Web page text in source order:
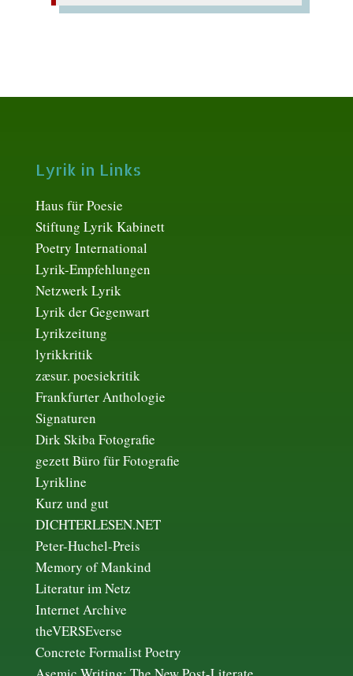
Lyrik in Links
Haus für Poesie
Stiftung Lyrik Kabinett
Poetry International
Lyrik-Empfehlungen
Netzwerk Lyrik
Lyrik der Gegenwart
Lyrikzeitung
lyrikkritik
zæsur. poesiekritik
Frankfurter Anthologie
Signaturen
Dirk Skiba Fotografie
gezett Büro für Fotografie
Lyrikline
Kurz und gut
DICHTERLESEN.NET
Peter-Huchel-Preis
Memory of Mankind
Literatur im Netz
Internet Archive
theVERSEverse
Concrete Formalist Poetry